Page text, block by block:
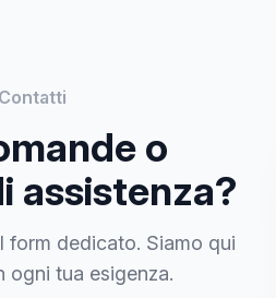
Contatti
o
assistenza?
form dedicato. Siamo qui
ogni tua esigenza.